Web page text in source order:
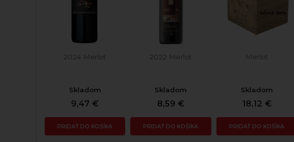
2024 Merlot
Skladom
9,47 €
PRIDAŤ DO KOŠÍKA
2022 Merlot
Skladom
8,59 €
PRIDAŤ DO KOŠÍKA
Merlot
Skladom
18,12 €
PRIDAŤ DO KOŠÍKA